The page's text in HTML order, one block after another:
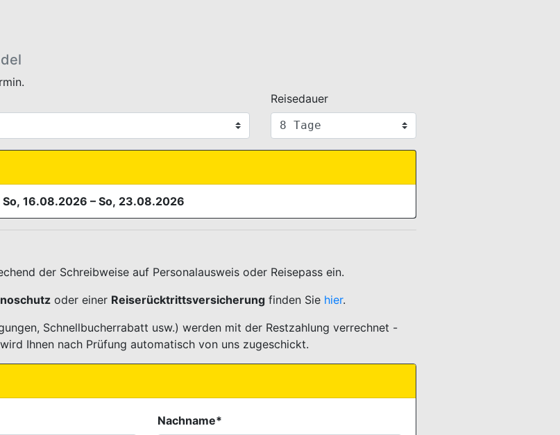
Reisedauer
So, 16.08.2026 – So, 23.08.2026
der Schreibweise auf Personalausweis oder Reisepass ein.
oder einer Reiserücktrittsversicherung finden Sie hier.
Schnellbucherrabatt usw.) werden mit der Restzahlung verrechnet -
Ihnen nach Prüfung automatisch von uns zugeschickt.
Nachname*